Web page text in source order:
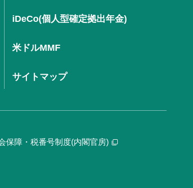
iDeCo(個人型確定拠出年金)
米ドルMMF
サイトマップ
保障・税番号制度(内閣官房)